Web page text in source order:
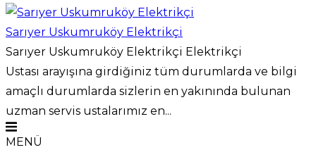
Sarıyer Uskumruköy Elektrikçi
Sarıyer Uskumruköy Elektrikçi Elektrikçi
Ustası arayışına girdiğiniz tüm durumlarda ve bilgi
amaçlı durumlarda sizlerin en yakınında bulunan
uzman servis ustalarımız en...
MENÜ